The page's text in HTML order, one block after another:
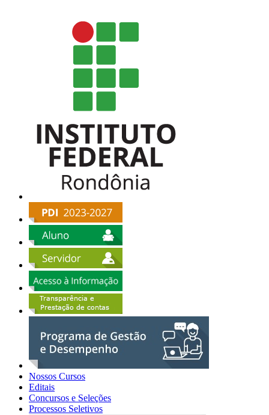
Nossos Cursos
Editais
Concursos e Seleções
Processos Seletivos